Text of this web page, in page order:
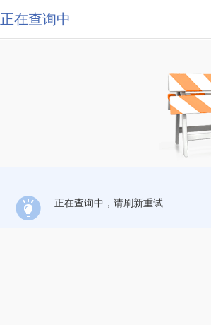
正在查询中
正在查询中，请刷新重试